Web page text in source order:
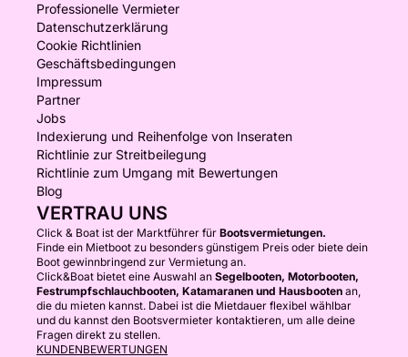
Professionelle Vermieter
Datenschutzerklärung
Cookie Richtlinien
Geschäftsbedingungen
Impressum
Partner
Jobs
Indexierung und Reihenfolge von Inseraten
Richtlinie zur Streitbeilegung
Richtlinie zum Umgang mit Bewertungen
Blog
VERTRAU UNS
Click & Boat ist der Marktführer für Bootsvermietungen.
Finde ein Mietboot zu besonders günstigem Preis oder biete dein
Boot gewinnbringend zur Vermietung an.
Click&Boat bietet eine Auswahl an Segelbooten, Motorbooten,
Festrumpfschlauchbooten, Katamaranen und Hausbooten an,
die du mieten kannst. Dabei ist die Mietdauer flexibel wählbar
und du kannst den Bootsvermieter kontaktieren, um alle deine
Fragen direkt zu stellen.
KUNDENBEWERTUNGEN